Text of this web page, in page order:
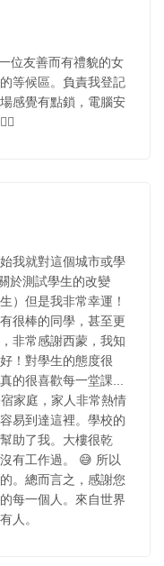
位友善而有禮貌的女
等候區。負責我登記
感覺有點鎖，電腦安
我就對這個城市或學
於測試學生的改變
）但是我非常幸運！
很棒的同學，甚至更
非常感謝西蒙，我知
！對學生的態度很
的很喜歡每一堂課...
家庭，家人非常熱情
易到達這裡。學校的
助了我。大樓很乾
有工作過。 😅 所以
。總而言之，感謝您
每一個人。來自世界
人。